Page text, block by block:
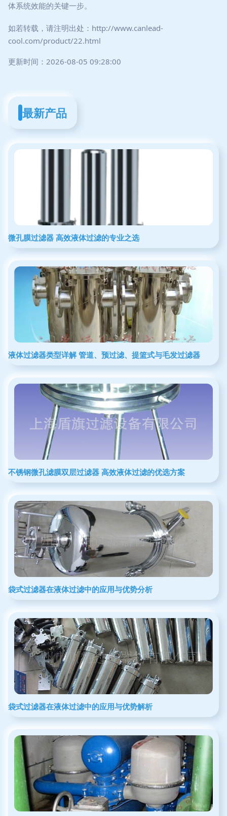
体系统效能的关键一步。
如若转载，请注明出处：http://www.canlead-
cool.com/product/22.html
更新时间：2026-08-05 09:28:00
最新产品
微孔膜过滤器 高效液体过滤的专业之选
液体过滤器类型详解 管道、预过滤、提篮式与毛发过滤器
不锈钢微孔滤膜双层过滤器 高效液体过滤的优选方案
袋式过滤器在液体过滤中的应用与优势分析
袋式过滤器在液体过滤中的应用与优势解析